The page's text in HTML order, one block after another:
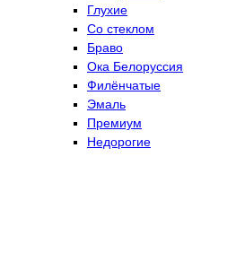
Глухие
Со стеклом
Браво
Ока Белоруссия
Филёнчатые
Эмаль
Премиум
Недорогие